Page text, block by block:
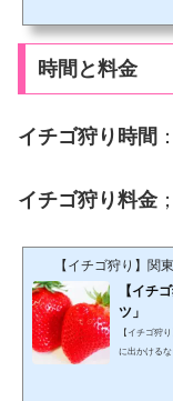
の「高設栽
ートルほど
た、低いと
時間と料金
イチゴ狩り時間
イチゴ狩り料金
【イチゴ狩り】関
【イチ
ツ」
【イチゴ狩
に出かける